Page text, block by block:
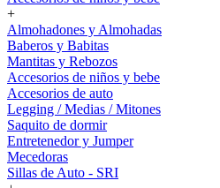
+
Almohadones y Almohadas
Baberos y Babitas
Mantitas y Rebozos
Accesorios de niños y bebe
Accesorios de auto
Legging / Medias / Mitones
Saquito de dormir
Entretenedor y Jumper
Mecedoras
Sillas de Auto - SRI